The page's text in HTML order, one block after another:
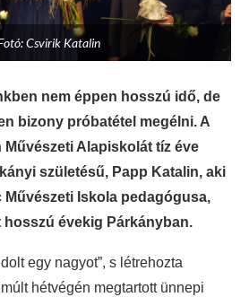
Csvirik Katalin
nem éppen hosszú idő, de
bizony próbatétel megélni. A
Művészeti Alapiskolát tíz éve
születésű, Papp Katalin, aki
Művészeti Iskola pedagógusa,
hosszú évekig Párkányban.
egy nagyot”, s létrehozta
hétvégén megtartott ünnepi